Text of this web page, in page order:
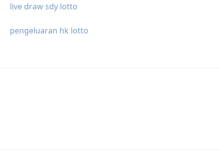
live draw sdy lotto
pengeluaran hk lotto